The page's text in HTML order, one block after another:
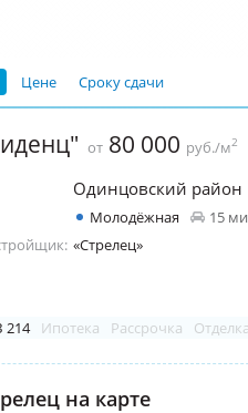
Цене Сроку сдачи
от 80 000 руб./м2
Одинцовский район
Молодёжная
15
«Стрелец»
214 Ипотека Рассрочка
на карте